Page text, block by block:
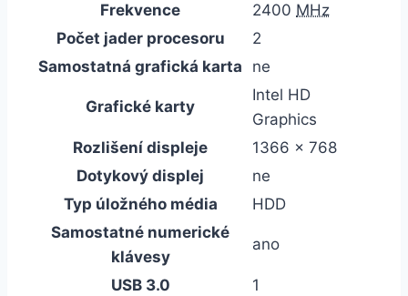
Frekvence
2400 MHz
Počet jader procesoru
2
Samostatná grafická karta
ne
Grafické karty
Intel HD
Graphics
Rozlišení displeje
1366 x 768
Dotykový displej
ne
Typ úložného média
HDD
Samostatné numerické
klávesy
ano
USB 3.0
1